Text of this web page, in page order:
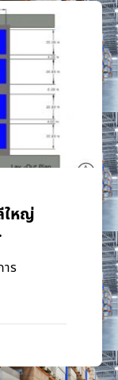
ใหญ่
ร